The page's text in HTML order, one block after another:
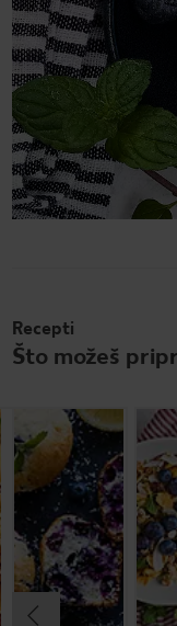
Recepti
Što možeš
Energetska
bombica
Do 15 minuta
Jednostavno
Do 15